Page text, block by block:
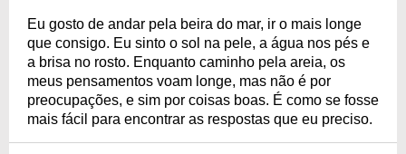
Eu gosto de andar pela beira do mar, ir o mais longe
que consigo. Eu sinto o sol na pele, a água nos pés e
a brisa no rosto. Enquanto caminho pela areia, os
meus pensamentos voam longe, mas não é por
preocupações, e sim por coisas boas. É como se fosse
mais fácil para encontrar as respostas que eu preciso.